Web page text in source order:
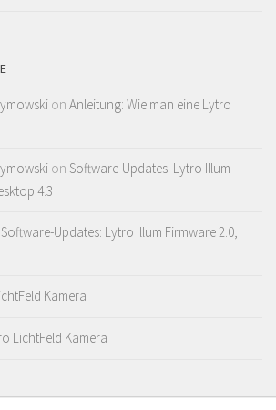
on Anleitung: Wie man eine Lytro
on Software-Updates: Lytro Illum
4.3
Software-Updates: Lytro Illum Firmware 2.0,
Kamera
LichtFeld Kamera